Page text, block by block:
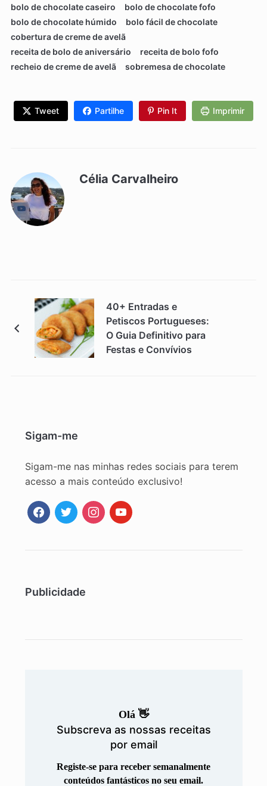
bolo de chocolate caseiro
bolo de chocolate fofo
bolo de chocolate húmido
bolo fácil de chocolate
cobertura de creme de avelã
receita de bolo de aniversário
receita de bolo fofo
recheio de creme de avelã
sobremesa de chocolate
Tweet Partilhe Pin It Imprimir
Célia Carvalheiro
40+ Entradas e
Petiscos Portugueses:
O Guia Definitivo para
Festas e Convívios
Sigam-me
Sigam-me nas minhas redes sociais para terem
acesso a mais conteúdo exclusivo!
facebooktwitterinstagram
youtube
Publicidade
Olá 👋
Subscreva as nossas receitas
por email
Registe-se para receber semanalmente
conteúdos fantásticos no seu email.